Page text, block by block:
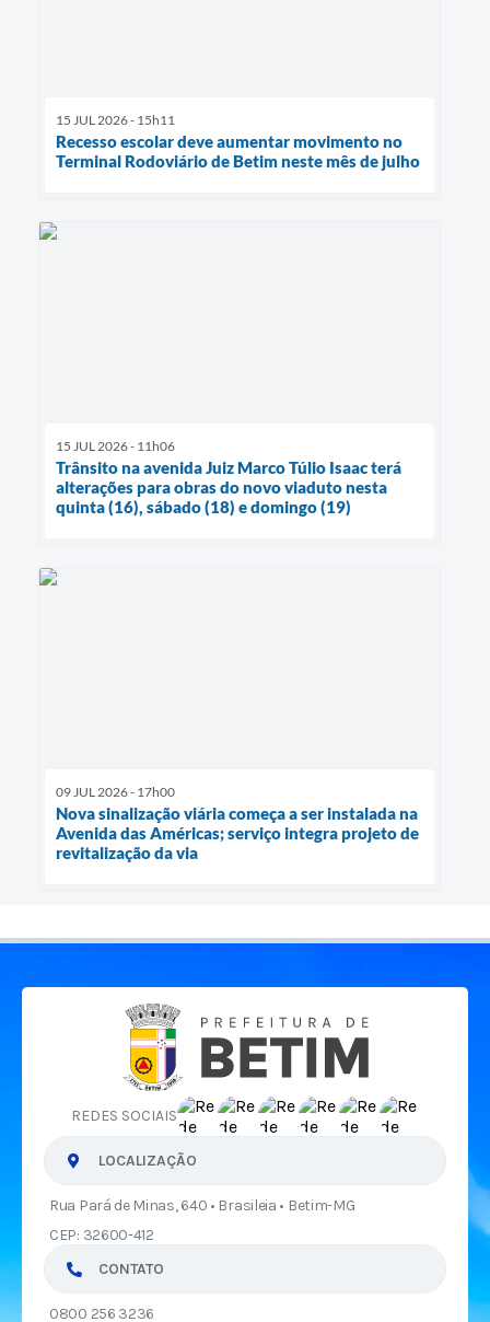
15 JUL 2026 - 15h11
Recesso escolar deve aumentar movimento no
Terminal Rodoviário de Betim neste mês de julho
15 JUL 2026 - 11h06
Trânsito na avenida Juiz Marco Túlio Isaac terá
alterações para obras do novo viaduto nesta
quinta (16), sábado (18) e domingo (19)
09 JUL 2026 - 17h00
Nova sinalização viária começa a ser instalada na
Avenida das Américas; serviço integra projeto de
revitalização da via
REDES SOCIAIS
LOCALIZAÇÃO
Rua Pará de Minas, 640 • Brasileia • Betim-MG
CEP: 32600-412
CONTATO
0800 256 3236